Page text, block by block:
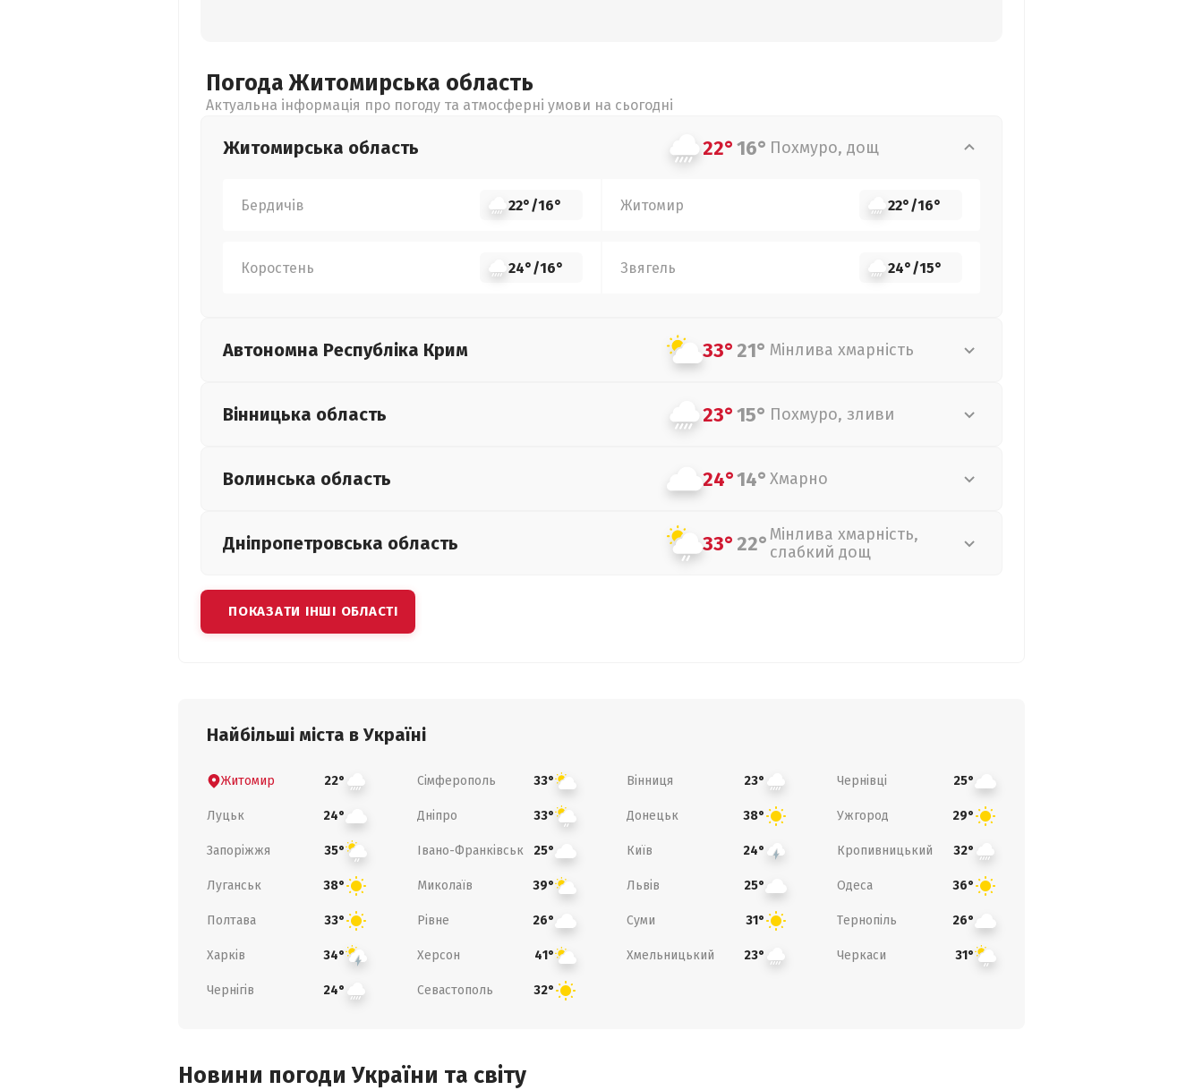
Погода Житомирська область
Актуальна інформація про погоду та атмосферні умови на сьогодні
Житомирська область 22°16° Похмуро, дощ
Бердичів 22°/16° Житомир 22°/16°
Коростень 24°/16° Звягель 24°/15°
Автономна Республіка Крим 33°21° Мінлива хмарність
Вінницька область 23°15° Похмуро, зливи
Волинська область 24°14° Хмарно
Дніпропетровська область 33°22°Мінлива хмарність,
слабкий дощ
ПОКАЗАТИ ІНШІ ОБЛАСТІ
Найбільші міста в Україні
Житомир 22° Сімферополь 33° Вінниця 23° Чернівці 25°
Луцьк 24° Дніпро 33° Донецьк 38° Ужгород 29°
Запоріжжя 35° Івано-Франківськ 25° Київ 24° Кропивницький 32°
Луганськ 38° Миколаїв 39° Львів 25° Одеса 36°
Полтава 33° Рівне 26° Суми 31° Тернопіль 26°
Харків 34° Херсон 41° Хмельницький 23° Черкаси 31°
Чернігів 24° Севастополь 32°
Новини погоди України та світу